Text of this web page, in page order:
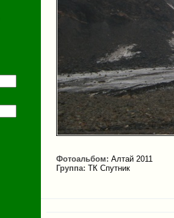
Фотоальбом: Алтай 2011
Группа: ТК Спутник